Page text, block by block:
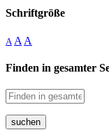
Schriftgröße
A A A
Finden in gesamter
suchen